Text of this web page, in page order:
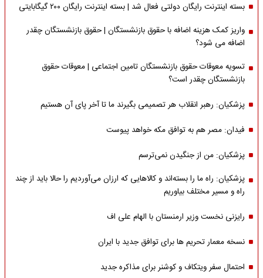
بسته اینترنت رایگان دولتی فعال شد | بسته اینترنت رایگان ۲۰۰ گیگابایتی
واریز کمک هزینه اضافه با حقوق بازنشستگان | حقوق بازنشستگان چقدر
اضافه می شود؟
تسویه معوقات حقوق بازنشستگان تامین اجتماعی | معوقات حقوق
بازنشستگان چقدر است؟
پزشکیان: رهبر انقلاب هر تصمیمی بگیرند ما تا آخر پای آن هستیم
فیدان: مصر هم به توافق مکه خواهد پیوست
پزشکیان: من از جنگیدن نمی‌ترسم
پزشکیان: راه ما را بسته‌اند و کالاهایی که ارزان می‌آوردیم را حالا باید از چند
راه و مسیر مختلف بیاوریم
رایزنی نخست وزیر ارمنستان با الهام علی اف
نسخه معمار تحریم ها برای توافق جدید با ایران
احتمال سفر ویتکاف و کوشنر برای مذاکره جدید